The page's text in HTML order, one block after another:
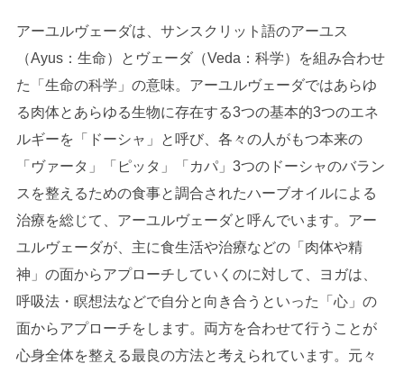
アーユルヴェーダは、サンスクリット語のアーユス
（Ayus：生命）とヴェーダ（Veda：科学）を組み合わせ
た「生命の科学」の意味。アーユルヴェーダではあらゆ
る肉体とあらゆる生物に存在する3つの基本的3つのエネ
ルギーを「ドーシャ」と呼び、各々の人がもつ本来の
「ヴァータ」「ピッタ」「カパ」3つのドーシャのバラン
スを整えるための食事と調合されたハーブオイルによる
治療を総じて、アーユルヴェーダと呼んでいます。アー
ユルヴェーダが、主に食生活や治療などの「肉体や精
神」の面からアプローチしていくのに対して、ヨガは、
呼吸法・瞑想法などで自分と向き合うといった「心」の
面からアプローチをします。両方を合わせて行うことが
心身全体を整える最良の方法と考えられています。元々